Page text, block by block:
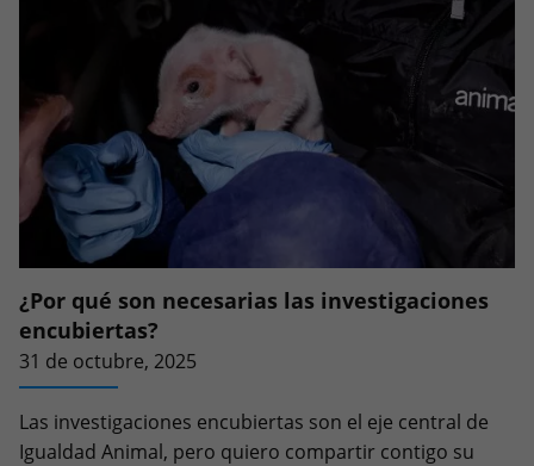
¿Por qué son necesarias las investigaciones
encubiertas?
31 de octubre, 2025
Las investigaciones encubiertas son el eje central de
Igualdad Animal, pero quiero compartir contigo su